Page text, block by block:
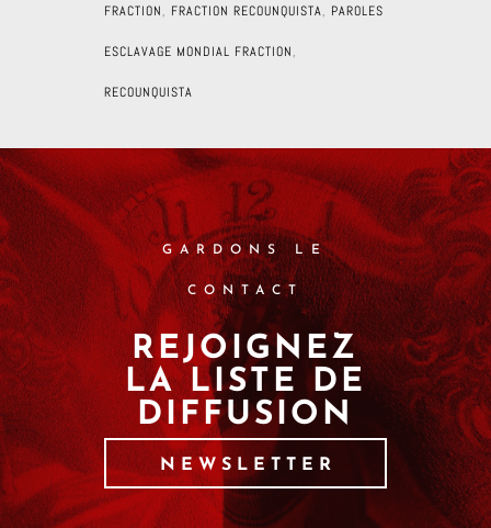
FRACTION, FRACTION RECOUNQUISTA, PAROLES
ESCLAVAGE MONDIAL FRACTION,
RECOUNQUISTA
GARDONS LE
CONTACT
REJOIGNEZ
LA LISTE DE
DIFFUSION
NEWSLETTER